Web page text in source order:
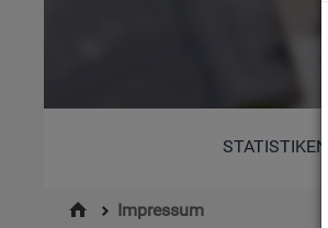
STATISTIKEN
Impressum